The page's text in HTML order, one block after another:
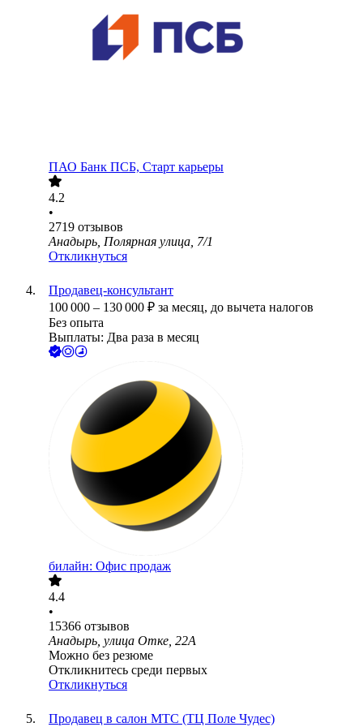
ПАО Банк ПСБ, Старт карьеры
4.2
•
2719 отзывов
Анадырь, Полярная улица, 7/1
Откликнуться
Продавец-консультант
100 000 – 130 000 ₽ за месяц, до вычета налогов
Без опыта
Выплаты: Два раза в месяц
билайн: Офис продаж
4.4
•
15366 отзывов
Анадырь, улица Отке, 22А
Можно без резюме
Откликнитесь среди первых
Откликнуться
Продавец в салон МТС (ТЦ Поле Чудес)